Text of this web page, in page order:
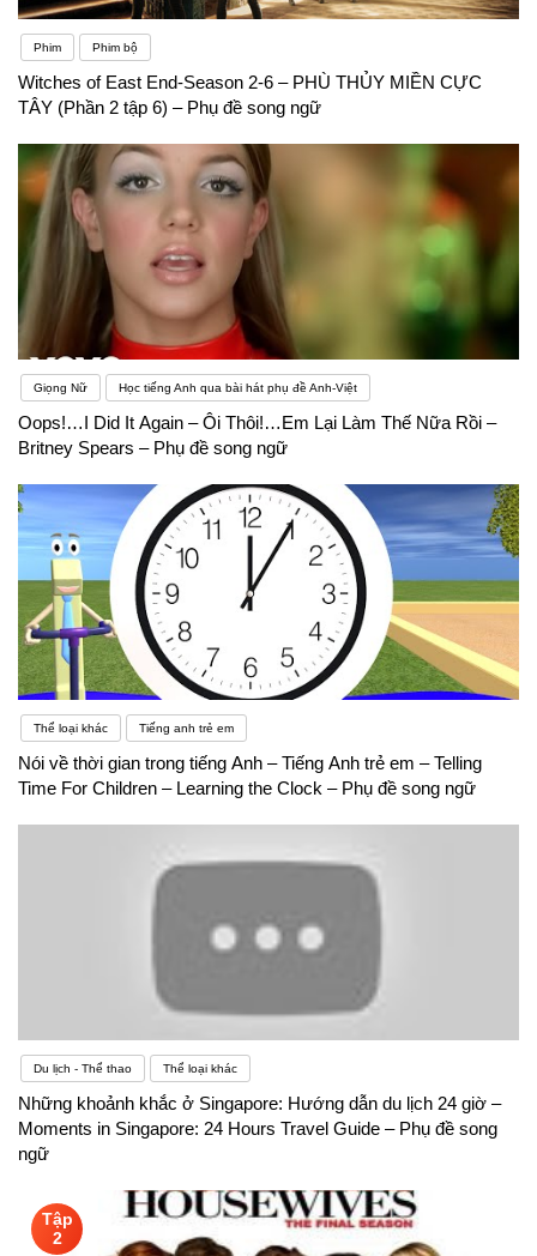
Phim Phim bộ
Witches of East End-Season 2-6 – PHÙ THỦY MIỀN CỰC
TÂY (Phần 2 tập 6) – Phụ đề song ngữ
Giọng Nữ Học tiếng Anh qua bài hát phụ đề Anh-Việt
Oops!…I Did It Again – Ôi Thôi!…Em Lại Làm Thế Nữa Rồi –
Britney Spears – Phụ đề song ngữ
Thể loại khác Tiếng anh trẻ em
Nói về thời gian trong tiếng Anh – Tiếng Anh trẻ em – Telling
Time For Children – Learning the Clock – Phụ đề song ngữ
Du lịch - Thể thao Thể loại khác
Những khoảnh khắc ở Singapore: Hướng dẫn du lịch 24 giờ –
Moments in Singapore: 24 Hours Travel Guide – Phụ đề song
ngữ
Tập
2